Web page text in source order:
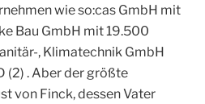
wie so:cas GmbH mit
Bau GmbH mit 19.500
, Klimatechnik GmbH
(2) . Aber der größte
von Finck, dessen Vater